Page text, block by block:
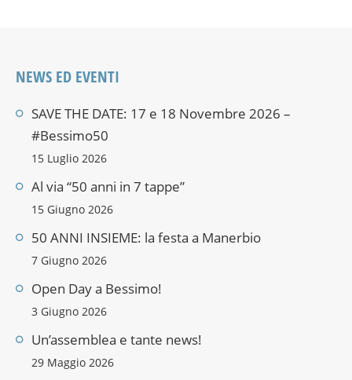
NEWS ED EVENTI
SAVE THE DATE: 17 e 18 Novembre 2026 –
#Bessimo50
15 Luglio 2026
Al via “50 anni in 7 tappe”
15 Giugno 2026
50 ANNI INSIEME: la festa a Manerbio
7 Giugno 2026
Open Day a Bessimo!
3 Giugno 2026
Un’assemblea e tante news!
29 Maggio 2026